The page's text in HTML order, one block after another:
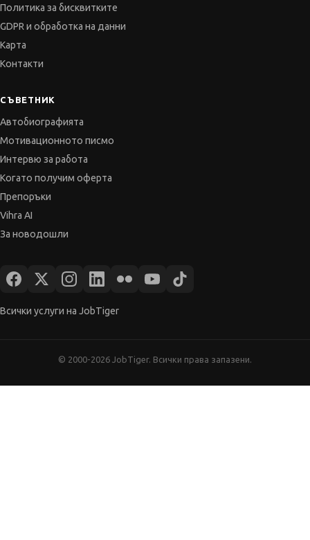
Автобиографията
Интервю за работа
Когато получим оферта